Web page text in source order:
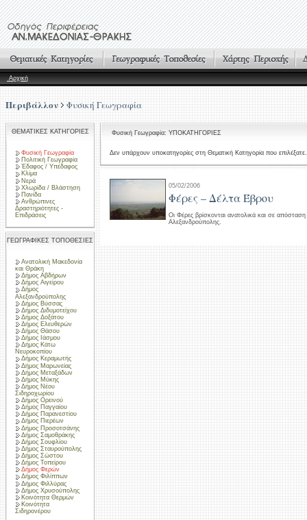
Αρχική
Περιβάλλον Φυσική Γεωγραφία
ΘΕΜΑΤΙΚΕΣ ΚΑΤΗΓΟΡΙΕΣ
Φυσική Γεωγραφία
Πολιτική Γεωγραφία
Έδαφος / Υπέδαφος
Κλίμα
Νερά
Χλωρίδα / Βλάστηση
Πανίδα
Ανθρώπινες
Δραστηριότητες -
Επιδράσεις
ΓΕΩΓΡΑΦΙΚΕΣ ΤΟΠΟΘΕΣΙΕΣ
Ανατολική Μακεδονία
και Θράκη
Δήμος Αβδήρων
Δήμος Αιγείρου
Δήμος
Αλεξανδρούπολης
Δήμος Βύσσας
Δήμος Διδυμοτείχου
Δήμος Δοξάτου
Δήμος Ελευθερών
Δήμος Θάσου
Δήμος Ιάσμου
Δήμος Κάτω
Νευροκοπίου
Δήμος Κεραμωτής
Δήμος Μαρωνείας
Δήμος Μεταξάδων
Δήμος Μύκης
Δήμος Νέου
Σιδηροχωρίου
Δήμος Ορεινού
Δήμος Παγγαίου
Δήμος Παρανεστίου
Δήμος Πιερέων
Δήμος Προσοτσάνης
Δήμος Σαμοθράκης
Δήμος Σουφλίου
Δήμος Σταυρούπολης
Δήμος Σώστου
Δήμος Τοπείρου
Δήμος Φερών
Δήμος Φιλίππων
Δήμος Φιλλύρας
Δήμος Χρυσούπολης
Κοινότητα Θερμών
Κοινότητα
Σιδηρονέρου
Φυσική Γεωγραφία: ΥΠΟΚΑΤΗΓΟΡΙΕΣ
Δεν υπάρχουν υποκατηγορίες στη Θεματική Κατηγορία που επιλέξατε.
05/02/2006
Φέρες – Δέλτα Έβρου
Οι Φέρες βρίσκονται ανατολικά και σε
Αλεξανδρούπολης.